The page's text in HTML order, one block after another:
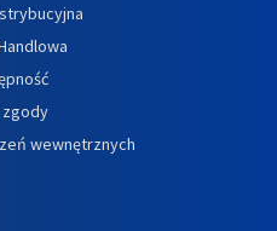
zgody
wewnętrznych